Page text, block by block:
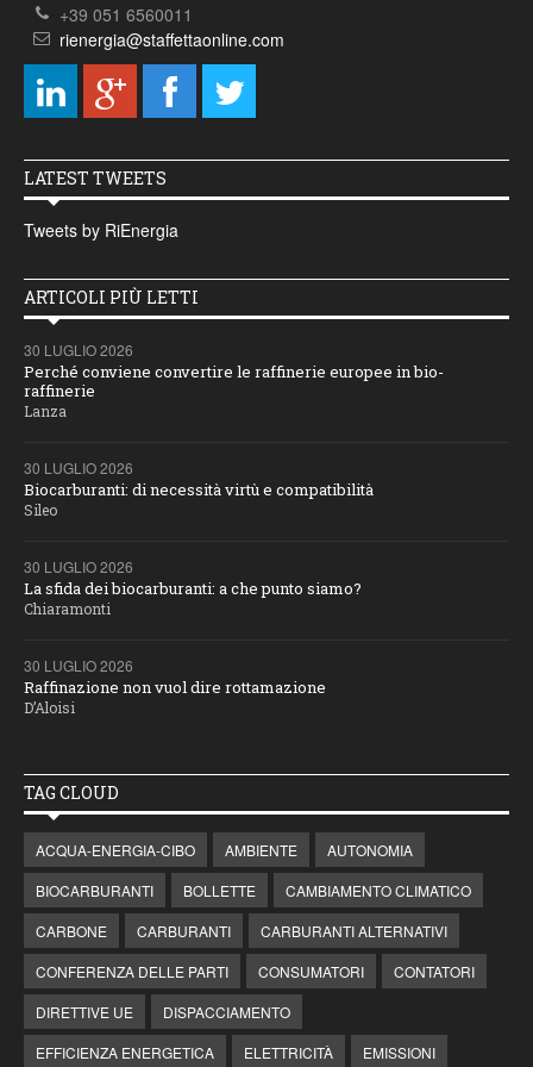
+39 051 6560011
rienergia@staffettaonline.com
LATEST TWEETS
Tweets by RiEnergia
ARTICOLI PIÙ LETTI
30 LUGLIO 2026
Perché conviene convertire le raffinerie europee in bio-
raffinerie
Lanza
30 LUGLIO 2026
Biocarburanti: di necessità virtù e compatibilità
Sileo
30 LUGLIO 2026
La sfida dei biocarburanti: a che punto siamo?
Chiaramonti
30 LUGLIO 2026
Raffinazione non vuol dire rottamazione
D’Aloisi
TAG CLOUD
ACQUA-ENERGIA-CIBO AMBIENTE
AUTONOMIA
BIOCARBURANTI
BOLLETTE
CAMBIAMENTO CLIMATICO
CARBONE
CARBURANTI
CARBURANTI ALTERNATIVI
CONFERENZA DELLE PARTI
CONSUMATORI
CONTATORI
DIRETTIVE UE
DISPACCIAMENTO
EFFICIENZA ENERGETICA
ELETTRICITÀ EMISSIONI